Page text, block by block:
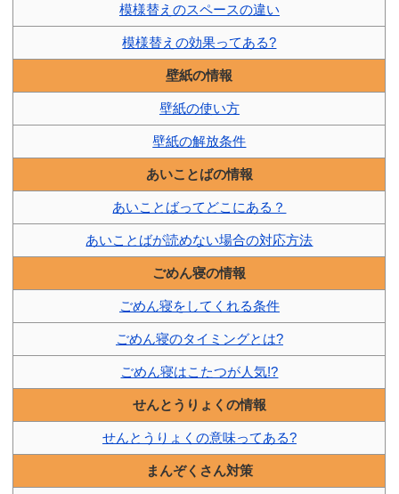
模様替えのスペースの違い
模様替えの効果ってある?
壁紙の情報
壁紙の使い方
壁紙の解放条件
あいことばの情報
あいことばってどこにある？
あいことばが読めない場合の対応方法
ごめん寝の情報
ごめん寝をしてくれる条件
ごめん寝のタイミングとは?
ごめん寝はこたつが人気!?
せんとうりょくの情報
せんとうりょくの意味ってある?
まんぞくさん対策